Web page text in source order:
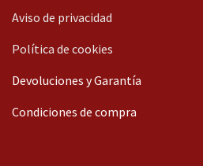
Aviso de privacidad
Política de cookies
Devoluciones y Garantía
Condiciones de compra